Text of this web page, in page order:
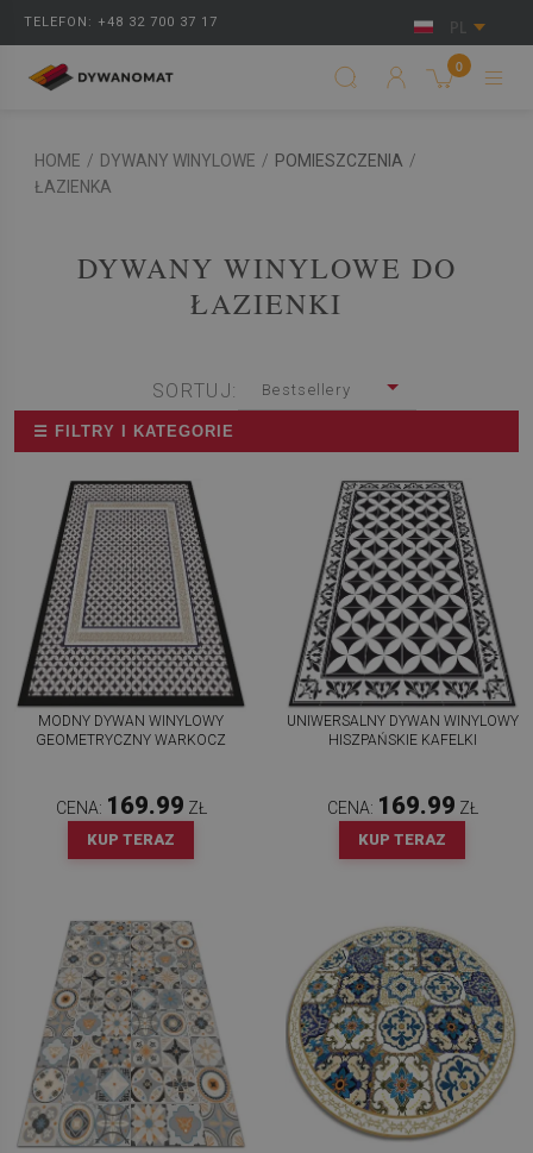
TELEFON: +48 32 700 37 17 PL
0
HOME / DYWANY WINYLOWE / POMIESZCZENIA /
ŁAZIENKA
DYWANY WINYLOWE DO
ŁAZIENKI
SORTUJ: Bestsellery
☰ FILTRY I KATEGORIE
MODNY DYWAN WINYLOWY
GEOMETRYCZNY WARKOCZ
CENA: 169.99 ZŁ
KUP TERAZ
UNIWERSALNY DYWAN WINYLOWY
HISZPAŃSKIE KAFELKI
CENA: 169.99 ZŁ
KUP TERAZ